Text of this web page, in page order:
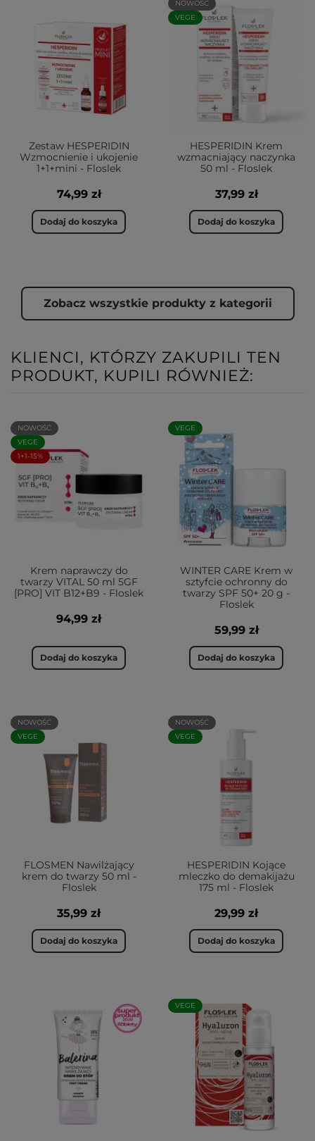
Zestaw HESPERIDIN
Wzmocnienie i ukojenie
1+1+mini - Floslek
74,99 zł
Dodaj do koszyka
NOWOŚĆ
VEGE
HESPERIDIN Krem
wzmacniający naczynka
50 ml - Floslek
37,99 zł
Dodaj do koszyka
Zobacz wszystkie produkty z kategorii
KLIENCI, KTÓRZY ZAKUPILI TEN
PRODUKT, KUPILI RÓWNIEŻ:
NOWOŚĆ
VEGE
1+1-15%
Krem naprawczy do
twarzy VITAL 50 ml 5GF
[PRO] VIT B12+B9 - Floslek
94,99 zł
Dodaj do koszyka
VEGE
WINTER CARE Krem w
sztyfcie ochronny do
twarzy SPF 50+ 20 g -
Floslek
59,99 zł
Dodaj do koszyka
NOWOŚĆ
VEGE
FLOSMEN Nawilżający
krem do twarzy 50 ml -
Floslek
35,99 zł
Dodaj do koszyka
NOWOŚĆ
VEGE
HESPERIDIN Kojące
mleczko do demakijażu
175 ml - Floslek
29,99 zł
Dodaj do koszyka
VEGE